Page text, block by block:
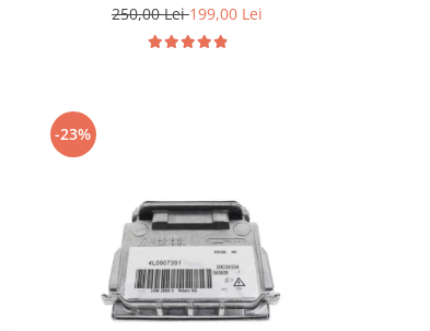
250,00 Lei199,00 Lei
-23%